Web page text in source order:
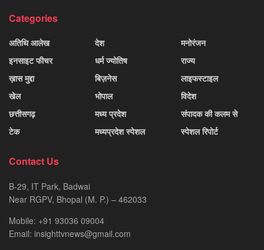
Categories
अतिथि आलेख
इनसाइट फीचर
ख़ास मुद्दा
खेल
छत्तीसगढ़
टेक
देश
धर्म ज्योतिष
बिज़नेस
भोपाल
मध्य प्रदेश
मध्यप्रदेश स्पेशल
मनोरंजन
राज्य
लाइफस्टाइल
विदेश
संपादक की कलम से
स्पेशल रिपोर्ट
Contact Us
B-29, IT Park, Badwai
Near RGPV, Bhopal (M. P.) – 462033
Mobile: +91 93036 09004
Email: insighttvnews@gmail.com